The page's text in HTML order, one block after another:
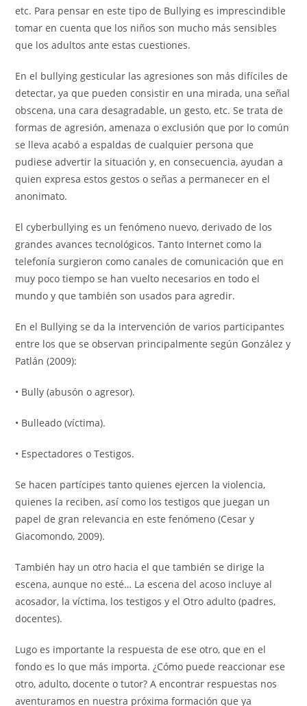
etc. Para pensar en este tipo de Bullying es imprescindible
tomar en cuenta que los niños son mucho más sensibles
que los adultos ante estas cuestiones.
En el bullying gesticular las agresiones son más difíciles de
detectar, ya que pueden consistir en una mirada, una señal
obscena, una cara desagradable, un gesto, etc. Se trata de
formas de agresión, amenaza o exclusión que por lo común
se lleva acabó a espaldas de cualquier persona que
pudiese advertir la situación y, en consecuencia, ayudan a
quien expresa estos gestos o señas a permanecer en el
anonimato.
El cyberbullying es un fenómeno nuevo, derivado de los
grandes avances tecnológicos. Tanto Internet como la
telefonía surgieron como canales de comunicación que en
muy poco tiempo se han vuelto necesarios en todo el
mundo y que también son usados para agredir.
En el Bullying se da la intervención de varios participantes
entre los que se observan principalmente según González y
Patlán (2009):
• Bully (abusón o agresor).
• Bulleado (víctima).
• Espectadores o Testigos.
Se hacen partícipes tanto quienes ejercen la violencia,
quienes la reciben, así como los testigos que juegan un
papel de gran relevancia en este fenómeno (Cesar y
Giacomondo, 2009).
También hay un otro hacia el que también se dirige la
escena, aunque no esté… La escena del acoso incluye al
acosador, la víctima, los testigos y el Otro adulto (padres,
docentes).
Lugo es importante la respuesta de ese otro, que en el
fondo es lo que más importa. ¿Cómo puede reaccionar ese
otro, adulto, docente o tutor? A encontrar respuestas nos
aventuramos en nuestra próxima formación que ya